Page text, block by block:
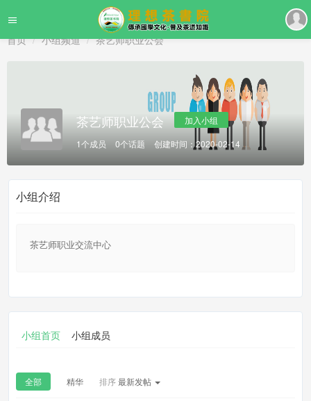
首页 小组频道 茶艺师职业公会
茶艺师职业公会
加入小组
1个成员
0个话题 创建时间：2020-02-14
小组介绍
茶艺师职业交流中心
小组首页 小组成员
全部 精华 排序最新发帖